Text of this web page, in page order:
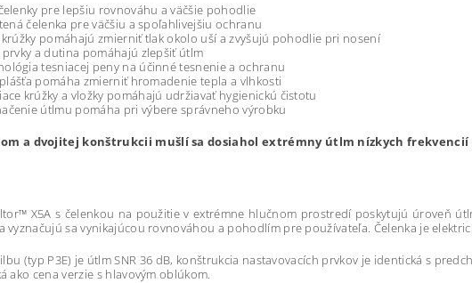
pre lepšiu rovnováhu a väčšie pohodlie
čelenka pre väčšiu a spoľahlivejšiu ochranu
krúžky pomáhajú zmierniť tlak okolo uší a zvyšujú pohodlie pri nosení
a dutina pomáhajú zlepšiť útlm
tesniacej peny na účinné tesnenie a ochranu
pomáha zmierniť hromadenie tepla a vlhkosti
krúžky a vložky pomáhajú udržiavať hygienickú čistotu
útlmu pomáha pri výbere správneho výrobku
a dvojitej konštrukcii mušlí sa dosiahol extrémny útlm nízkych frekvencií
X5A s čelenkou na použitie v extrémne hlučnom prostredí poskytujú úroveň
vyznačujú sa vynikajúcou rovnováhou a pohodlím pre používateľa. Čelenka je
(typ P3E) je útlm SNR 36 dB, konštrukcia nastavovacích prvkov je identická s
ako cena verzie s hlavovým oblúkom.